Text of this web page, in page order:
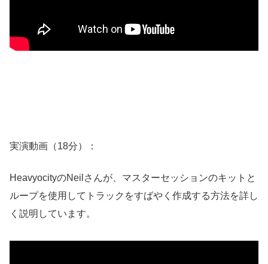
実演動画（18分）：
HeavyocityのNeilさんが、マスターセッションのキットと
ループを使用してトラックをすばやく作成する方法を詳し
く説明しています。